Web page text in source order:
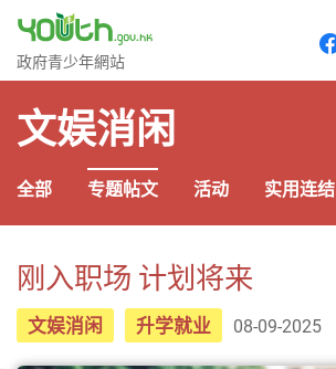
政府青少年网站
政府青少年網站
文娱消闲
全部 专题帖文 活动 实用连结
刚入职场 计划将来
文娱消闲 升学就业 08-09-2025